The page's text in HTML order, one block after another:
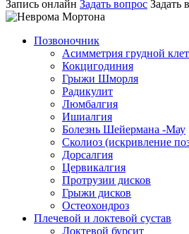
Запись онлайн Задать вопрос Задать
Позвоночник
Асимметрия грудной
Кокцигодиния
Грыжи Шморля
Радикулит
Люмбалгия
Ишиалгия
Болезнь Шейермана -Мау
Сколиоз (искривление
Дорсалгия
Цервикалгия
Протрузии дисков
Грыжи дисков
Остеохондроз
Плечевой и локтевой сустав
Локтевой бурсит